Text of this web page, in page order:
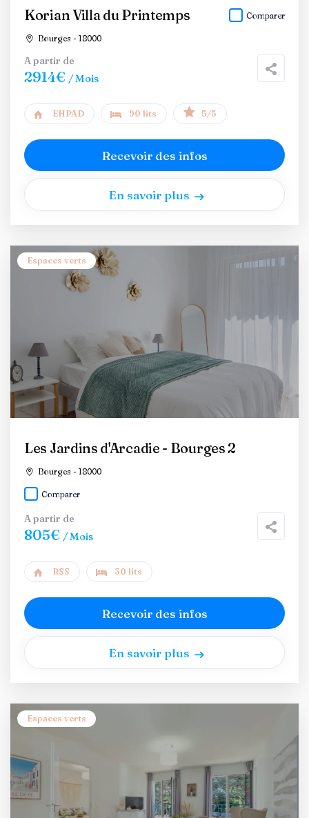
Korian Villa du Printemps
Bourges - 18000
Comparer
A partir de
2914€ / Mois
EHPAD 90 lits 5/5
Recevoir des infos
En savoir plus
Espaces verts
Les Jardins d'Arcadie - Bourges 2
Bourges - 18000
Comparer
A partir de
805€ / Mois
RSS 30 lits
Recevoir des infos
En savoir plus
Espaces verts